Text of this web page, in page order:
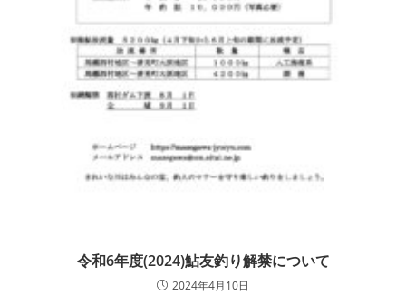
令和6年度(2024)鮎友釣り解禁について
2024年4月10日